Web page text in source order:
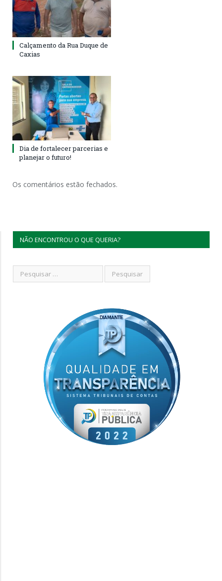
Calçamento da Rua Duque de
Caxias
Dia de fortalecer parcerias e
planejar o futuro!
Os comentários estão fechados.
NÃO ENCONTROU O QUE QUERIA?